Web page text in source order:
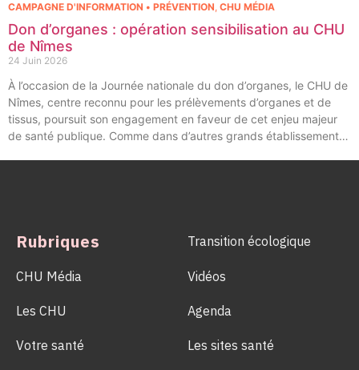
Don d’organes : opération sensibilisation au CHU
de Nîmes
24 Juin 2026
CAMPAGNE D'INFORMATION • PRÉVENTION, CHU MÉDIA
À l’occasion de la Journée nationale du don d’organes, le CHU de
Nîmes, centre reconnu pour les prélèvements d’organes et de
tissus, poursuit son engagement en faveur de cet enjeu majeur
de santé publique. Comme dans d’autres grands établissements
Rubriques
CHU Média
Les CHU
Votre santé
Transition écologique
Vidéos
Agenda
Les sites santé